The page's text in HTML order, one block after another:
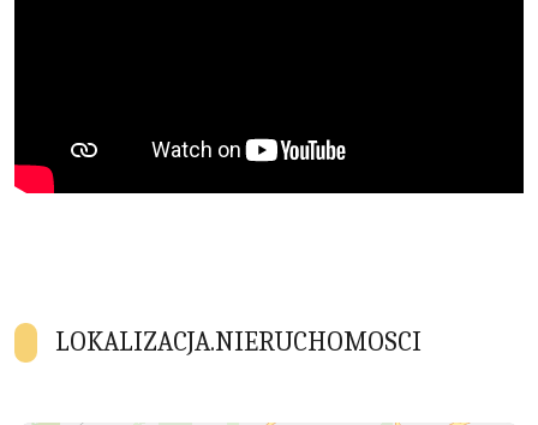
LOKALIZACJA.NIERUCHOMOSCI